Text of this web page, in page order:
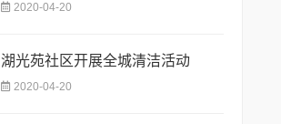
2020-04-20
湖光苑社区开展全城清洁活动
2020-04-20